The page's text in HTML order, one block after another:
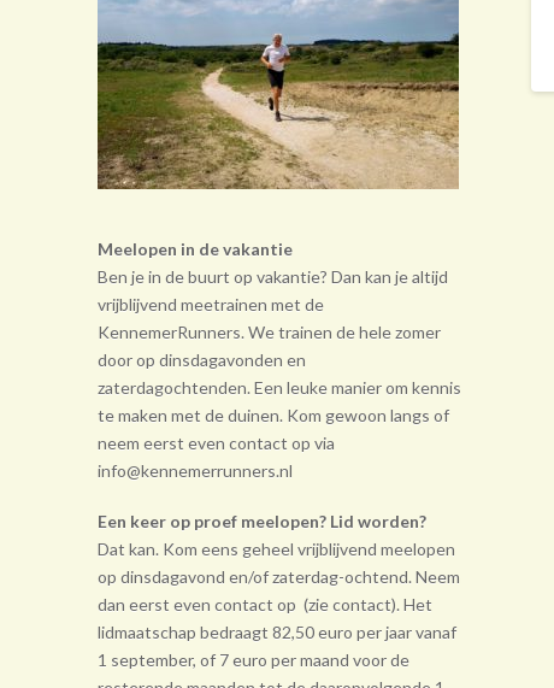
Meelopen in de vakantie
Ben je in de buurt op vakantie? Dan kan je altijd
vrijblijvend meetrainen met de
KennemerRunners. We trainen de hele zomer
door op dinsdagavonden en
zaterdagochtenden. Een leuke manier om kennis
te maken met de duinen. Kom gewoon langs of
neem eerst even contact op via
info@kennemerrunners.nl
Een keer op proef meelopen? Lid worden?
Dat kan. Kom eens geheel vrij­blijvend meelopen
op dinsdagavond en/of zaterdag-ochtend. Neem
dan eerst even contact op (zie contact). Het
lidmaatschap bedraagt 82,50 euro per jaar vanaf
1 september, of 7 euro per maand voor de